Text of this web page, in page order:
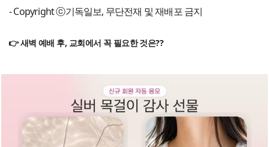
- Copyright ⓒ기독일보, 무단전재 및 재배포 금지
👉 새벽 예배 후, 교회에서 꼭 필요한 것은??